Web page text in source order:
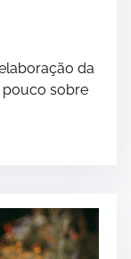
da
pouco sobre